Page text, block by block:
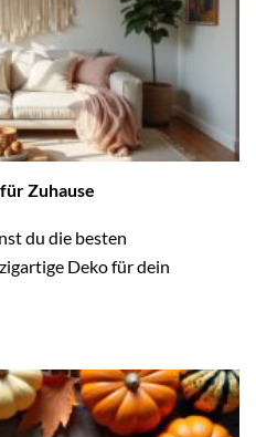
Zuhause
du die besten
Deko für dein